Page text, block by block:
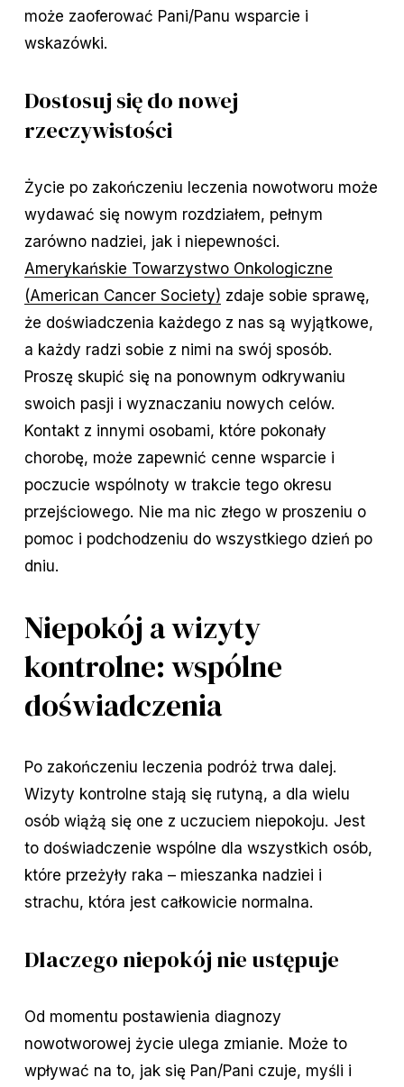
może zaoferować Pani/Panu wsparcie i
wskazówki.
Dostosuj się do nowej
rzeczywistości
Życie po zakończeniu leczenia nowotworu może
wydawać się nowym rozdziałem, pełnym
zarówno nadziei, jak i niepewności.
Amerykańskie Towarzystwo Onkologiczne
(American Cancer Society) zdaje sobie sprawę,
że doświadczenia każdego z nas są wyjątkowe,
a każdy radzi sobie z nimi na swój sposób.
Proszę skupić się na ponownym odkrywaniu
swoich pasji i wyznaczaniu nowych celów.
Kontakt z innymi osobami, które pokonały
chorobę, może zapewnić cenne wsparcie i
poczucie wspólnoty w trakcie tego okresu
przejściowego. Nie ma nic złego w proszeniu o
pomoc i podchodzeniu do wszystkiego dzień po
dniu.
Niepokój a wizyty
kontrolne: wspólne
doświadczenia
Po zakończeniu leczenia podróż trwa dalej.
Wizyty kontrolne stają się rutyną, a dla wielu
osób wiążą się one z uczuciem niepokoju. Jest
to doświadczenie wspólne dla wszystkich osób,
które przeżyły raka – mieszanka nadziei i
strachu, która jest całkowicie normalna.
Dlaczego niepokój nie ustępuje
Od momentu postawienia diagnozy
nowotworowej życie ulega zmianie. Może to
wpływać na to, jak się Pan/Pani czuje, myśli i